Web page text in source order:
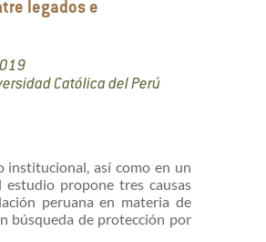
legados e
Católica del Perú
institucional, así como en un
propone tres causas
peruana en materia de
búsqueda de protección por